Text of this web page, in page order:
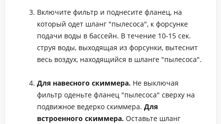
Включите фильтр и поднесите фланец, на
который одет шланг "пылесоса", к форсунке
подачи воды в бассейн. В течение 10-15 сек.
струя воды, выходящая из форсунки, вытеснит
весь воздух, находящийся в шланге "пылесоса".
Для навесного скиммера. Не выключая
фильтр оденьте фланец "пылесоса" сверху на
подвижное ведерко скиммера. Для
встроенного скиммера. Оставьте шланг